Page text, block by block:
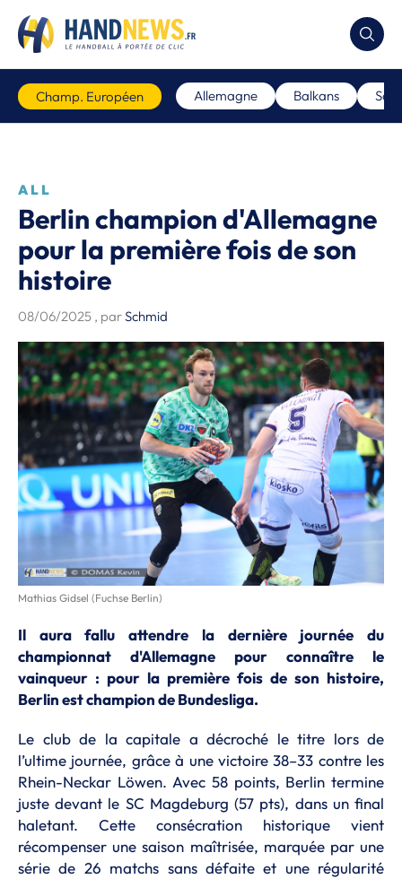
Champ. Européen Allemagne Balkans
ALL
Berlin champion d'Allemagne
pour la première fois de son
histoire
08/06/2025 , parSchmid
Mathias Gidsel (Fuchse Berlin)
Il aura fallu attendre la dernière journée du
championnat d'Allemagne pour connaître le
vainqueur : pour la première fois de son histoire,
Berlin est champion de Bundesliga.
Le club de la capitale a décroché le titre lors de
l’ultime journée, grâce à une victoire 38–33 contre les
Rhein-Neckar Löwen. Avec 58 points, Berlin termine
juste devant le SC Magdeburg (57 pts), dans un final
haletant. Cette consécration historique vient
récompenser une saison maîtrisée, marquée par une
série de 26 matchs sans défaite et une régularité